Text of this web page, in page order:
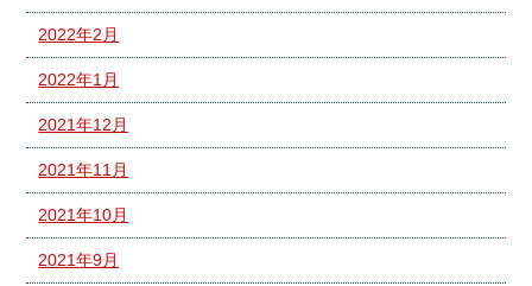
2022年2月
2022年1月
2021年12月
2021年11月
2021年10月
2021年9月